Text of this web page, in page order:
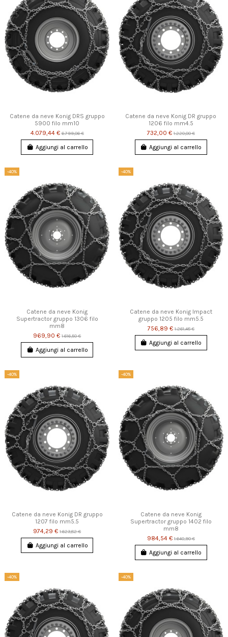
Catene da neve Konig DRS gruppo
5900 filo mm10
4.079,44 €6.799,06 €
Aggiungi al carrello
Catene da neve Konig DR gruppo
1206 filo mm4.5
732,00 €1.220,00 €
Aggiungi al carrello
-40%
Catene da neve Konig
Supertractor gruppo 1306 filo
mm8
969,90 €1.616,50 €
Aggiungi al carrello
-40%
Catene da neve Konig Impact
gruppo 1205 filo mm5.5
756,89 €1.261,48 €
Aggiungi al carrello
-40%
Catene da neve Konig DR gruppo
1207 filo mm5.5
974,29 €1.623,82 €
Aggiungi al carrello
-40%
Catene da neve Konig
Supertractor gruppo 1402 filo
mm8
984,54 €1.640,90 €
Aggiungi al carrello
-40% -40%